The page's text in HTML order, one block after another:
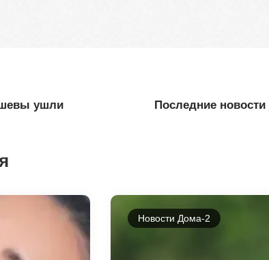
ушли Последние
Новости Дома-2